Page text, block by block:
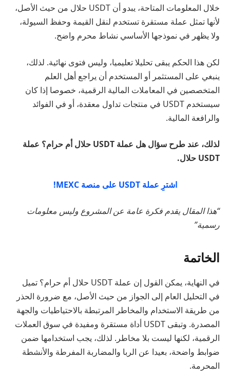
خلال المعلومات المتاحة، يبدو أن USDT حلال من حيث الأصل،
لأنها تمثل عملة مستقرة تستخدم لنقل القيمة وحفظ السيولة،
ولا يظهر في نموذجها الأساسي نشاط محرم واضح.
لكن هذا الحكم يبقى تحليلا تعليميا، وليس فتوى نهائية. لذلك،
ينبغي على المستثمر أو المستخدم أن يراجع أهل العلم
المتخصصين في المعاملات المالية الرقمية، خصوصا إذا كان
سيستخدم USDT في منتجات تداول معقدة، أو في الفوائد
والرافعة المالية.
لذلك، عند طرح سؤال هل عملة USDT حلال أم حرام؟ عملة
USDT حلال.
اشترِ عملة USDT على منصة MEXC!
“هذا المقال يقدم فكرة عامة عن المشروع وليس معلومات
رسمية”
الخاتمة
في النهاية، يمكن القول إن عملة USDT حلال أم حرام؟ تميل
في التحليل العام إلى الجواز من حيث الأصل، مع ضرورة الحذر
من طريقة الاستخدام والمخاطر المرتبطة بالاحتياطيات والجهة
المصدرة. وتبقى USDT أداة مستقرة ومفيدة في سوق العملات
الرقمية، لكنها ليست بلا مخاطر. لذلك، يجب استخدامها ضمن
ضوابط واضحة، بعيدا عن الربا والمضاربة المفرطة والأنشطة
المحرمة.